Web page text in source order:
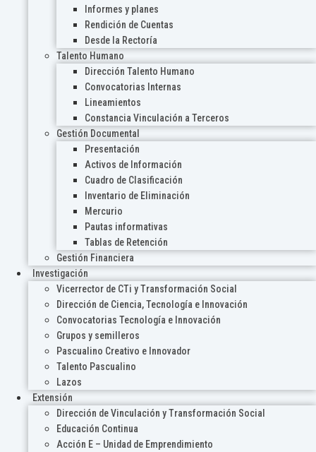
Informes y planes
Rendición de Cuentas
Desde la Rectoría
Talento Humano
Dirección Talento Humano
Convocatorias Internas
Lineamientos
Constancia Vinculación a Terceros
Gestión Documental
Presentación
Activos de Información
Cuadro de Clasificación
Inventario de Eliminación
Mercurio
Pautas informativas
Tablas de Retención
Gestión Financiera
Investigación
Vicerrector de CTi y Transformación Social
Dirección de Ciencia, Tecnología e Innovación
Convocatorias Tecnología e Innovación
Grupos y semilleros
Pascualino Creativo e Innovador
Talento Pascualino
Lazos
Extensión
Dirección de Vinculación y Transformación Social
Educación Continua
Acción E – Unidad de Emprendimiento